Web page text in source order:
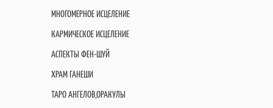
МНОГОМЕРНОЕ ИСЦЕЛЕНИЕ
КАРМИЧЕСКОЕ ИСЦЕЛЕНИЕ
АСПЕКТЫ ФЕН-ШУЙ
ХРАМ ГАНЕШИ
ТАРО АНГЕЛОВ,ОРАКУЛЫ